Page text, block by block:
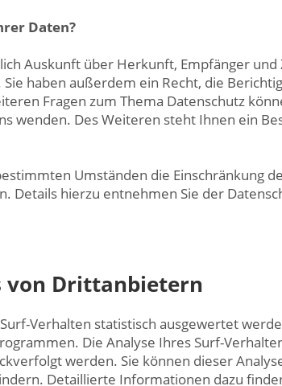
Daten?
Auskunft über Herkunft, Empfänger
haben außerdem ein Recht, die
Fragen zum Thema Datenschutz
wenden. Des Weiteren steht Ihnen ein
Umständen die Einschränkung
Details hierzu entnehmen Sie der
von Drittanbietern
Verhalten statistisch ausgewertet
Die Analyse Ihres Surf-
werden. Sie können dieser
Detaillierte Informationen dazu